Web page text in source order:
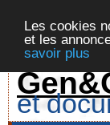
Les cookies
et les
savoir plus
et